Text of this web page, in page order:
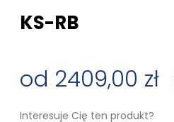
KS-RB
2409,00 zł
Zakres
Interesuje Cię ten produkt?